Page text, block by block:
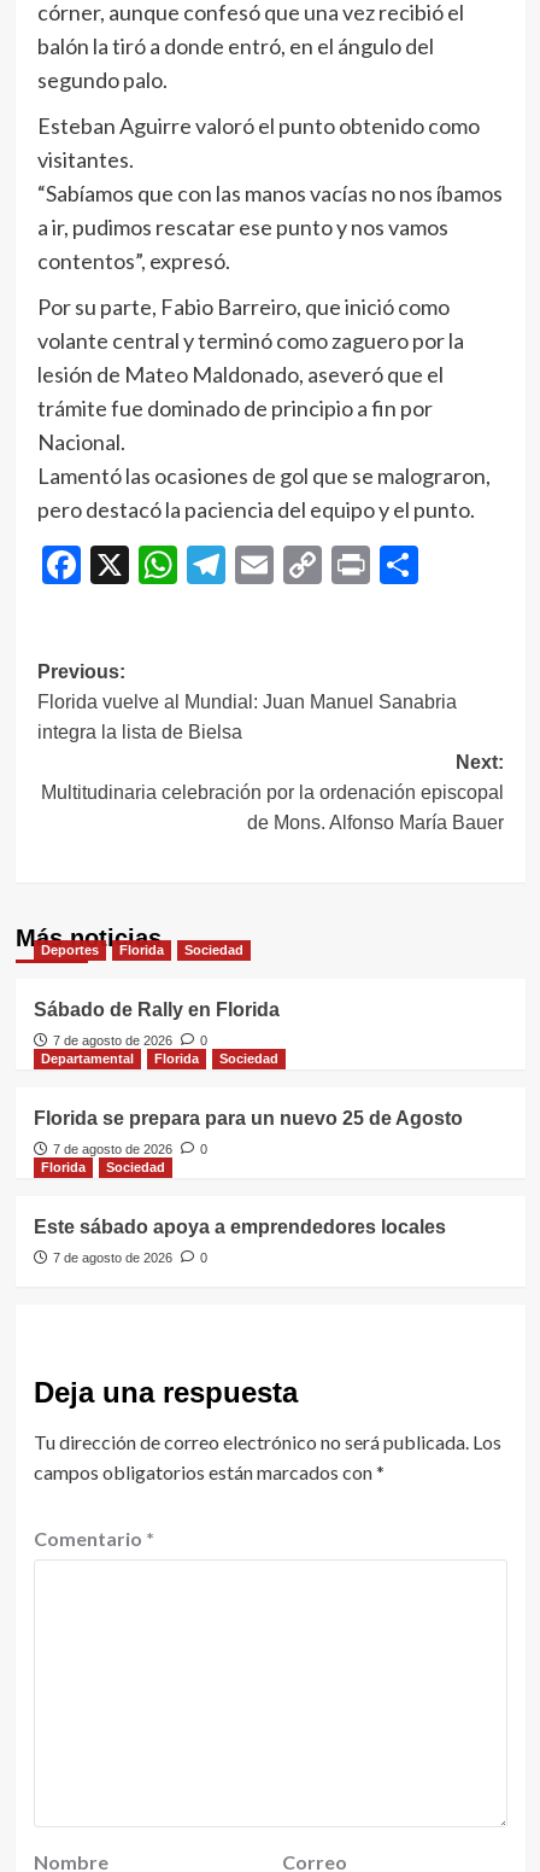
córner, aunque confesó que una vez recibió el
balón la tiró a donde entró, en el ángulo del
segundo palo.
Esteban Aguirre valoró el punto obtenido como
visitantes.
“Sabíamos que con las manos vacías no nos íbamos
a ir, pudimos rescatar ese punto y nos vamos
contentos”, expresó.
Por su parte, Fabio Barreiro, que inició como
volante central y terminó como zaguero por la
lesión de Mateo Maldonado, aseveró que el
trámite fue dominado de principio a fin por
Nacional.
Lamentó las ocasiones de gol que se malograron,
pero destacó la paciencia del equipo y el punto.
Facebook
X WhatsApp
Telegram
EmailCopy
Print
Navegación
de
entradas
Previous:
Florida vuelve al Mundial: Juan Manuel Sanabria
integra la lista de Bielsa
Next:
Multitudinaria celebración por la ordenación episcopal
de Mons. Alfonso María Bauer
Más noticias
Deportes Florida Sociedad
Sábado de Rally en Florida
7 de agosto de 2026
0
Departamental
Florida Sociedad
Florida se prepara para un nuevo 25 de Agosto
7 de agosto de 2026
0
Florida
Sociedad
Este sábado apoya a emprendedores locales
7 de agosto de 2026 0
Deja una respuesta
Tu dirección de correo electrónico no será publicada. Los
campos obligatorios están marcados con*
Comentario *
Nombre Correo